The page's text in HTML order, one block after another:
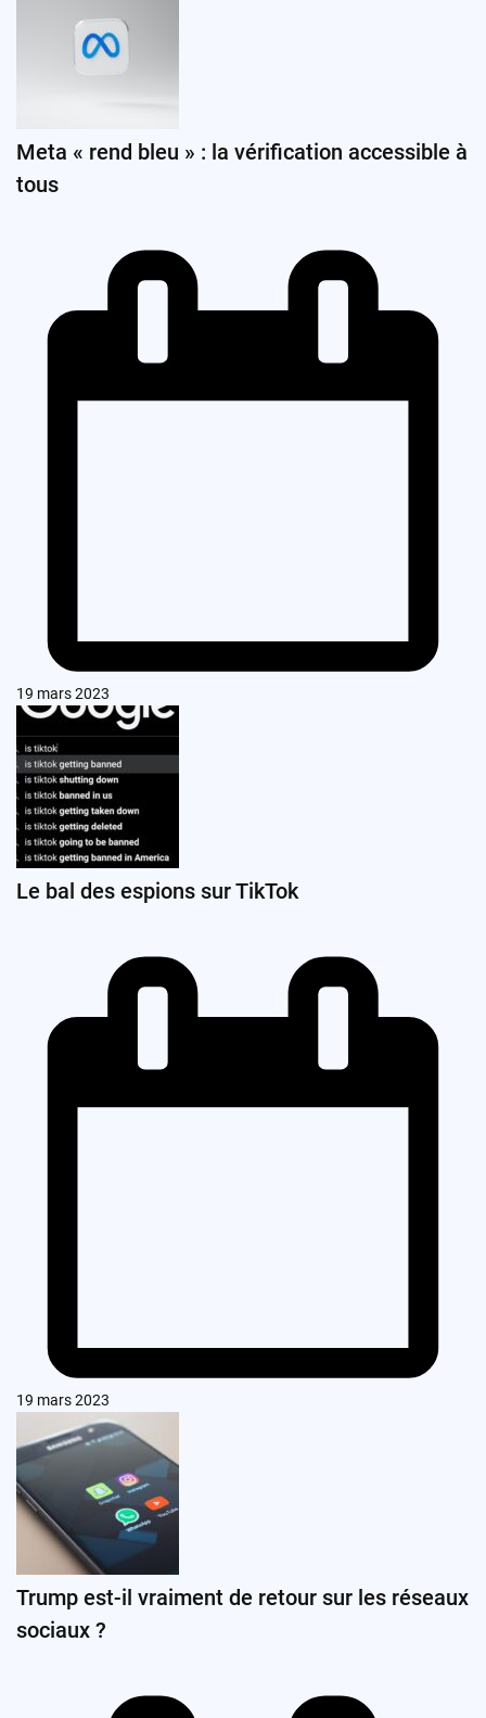
Meta « rend bleu » : la vérification accessible à
tous
19 mars 2023
Le bal des espions sur TikTok
19 mars 2023
Trump est-il vraiment de retour sur les réseaux
sociaux ?